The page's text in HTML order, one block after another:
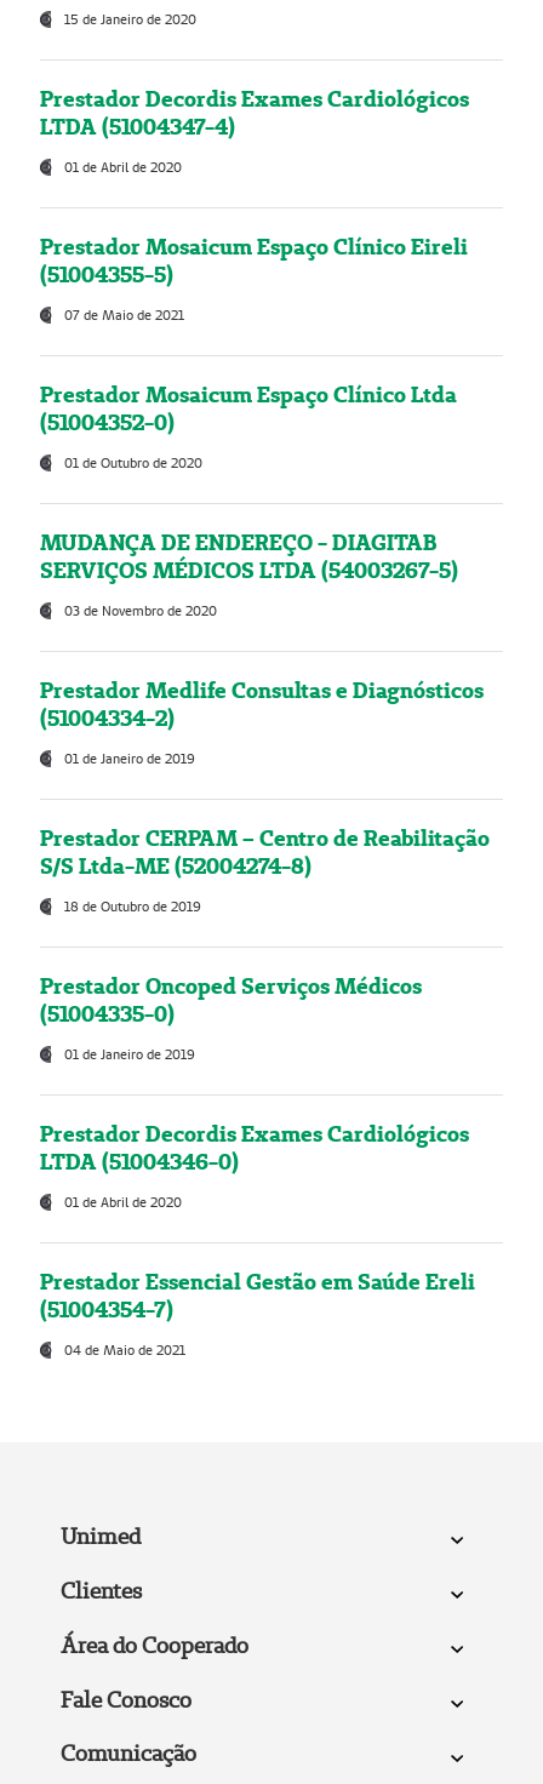
15 de Janeiro de 2020
Prestador Decordis Exames Cardiológicos
LTDA (51004347-4)
01 de Abril de 2020
Prestador Mosaicum Espaço Clínico Eireli
(51004355-5)
07 de Maio de 2021
Prestador Mosaicum Espaço Clínico Ltda
(51004352-0)
01 de Outubro de 2020
MUDANÇA DE ENDEREÇO - DIAGITAB
SERVIÇOS MÉDICOS LTDA (54003267-5)
03 de Novembro de 2020
Prestador Medlife Consultas e Diagnósticos
(51004334-2)
01 de Janeiro de 2019
Prestador CERPAM – Centro de Reabilitação
S/S Ltda-ME (52004274-8)
18 de Outubro de 2019
Prestador Oncoped Serviços Médicos
(51004335-0)
01 de Janeiro de 2019
Prestador Decordis Exames Cardiológicos
LTDA (51004346-0)
01 de Abril de 2020
Prestador Essencial Gestão em Saúde Ereli
(51004354-7)
04 de Maio de 2021
Unimed
Clientes
Área do Cooperado
Fale Conosco
Comunicação